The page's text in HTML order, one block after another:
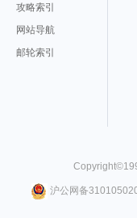
攻略索引
网站导航
邮轮索引
Copyright©
沪公网备